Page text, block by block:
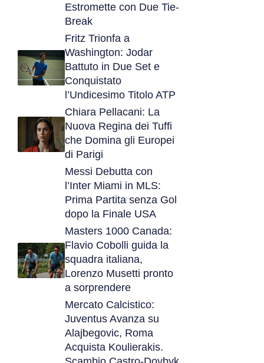
Estromette con Due Tie-
Break
Fritz Trionfa a
Washington: Jodar
Battuto in Due Set e
Conquistato
l’Undicesimo Titolo ATP
Chiara Pellacani: La
Nuova Regina dei Tuffi
che Domina gli Europei
di Parigi
Messi Debutta con
l’Inter Miami in MLS:
Prima Partita senza Gol
dopo la Finale USA
Masters 1000 Canada:
Flavio Cobolli guida la
squadra italiana,
Lorenzo Musetti pronto
a sorprendere
Mercato Calcistico:
Juventus Avanza su
Alajbegovic, Roma
Acquista Koulierakis.